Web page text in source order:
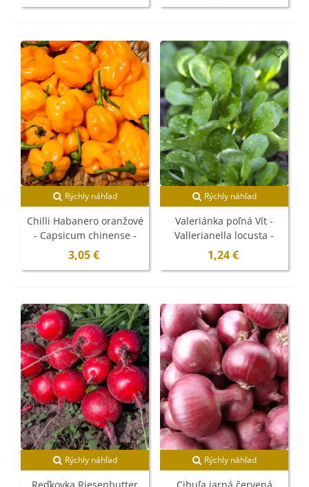
Rýchly náhľad
Chilli Habanero oranžové
- Capsicum chinense -
semená - 6 ks
3,05 €
Rýchly náhľad
Valeriánka poľná Vít -
Vallerianella locusta -
semená - 200 ks
1,24 €
Rýchly náhľad
Reďkovka Riesenbutter
Rýchly náhľad
Cibuľa jarná červená